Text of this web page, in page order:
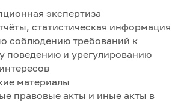
экспертиза
статистическая информация
соблюдению требований к
поведению и урегулированию
материалы
правовые акты и иные акты в